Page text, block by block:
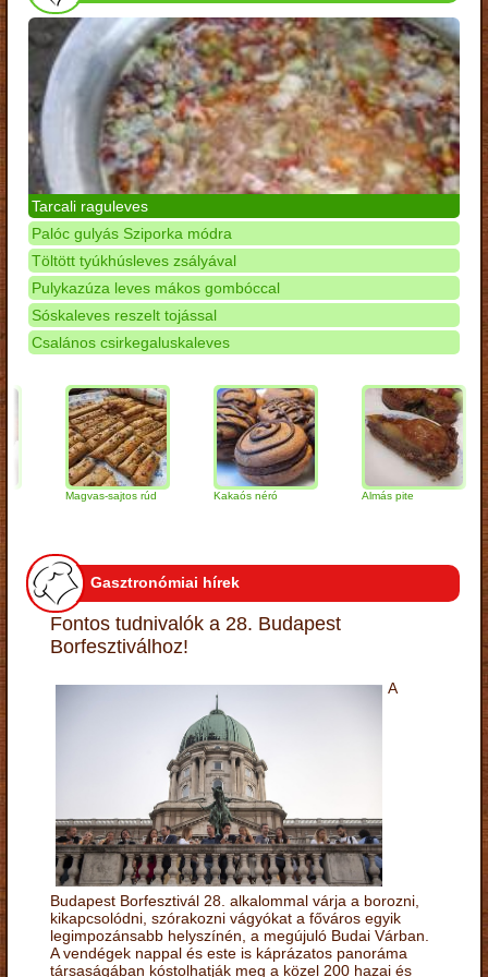
Tarcali raguleves
Palóc gulyás Sziporka módra
Töltött tyúkhúsleves zsályával
Pulykazúza leves mákos gombóccal
Sóskaleves reszelt tojással
Csalános csirkegaluskaleves
Magvas-sajtos rúd Kakaós néró Almás pite
Gasztronómiai hírek
Fontos tudnivalók a 28. Budapest
Borfesztiválhoz!
A
Budapest Borfesztivál 28. alkalommal várja a borozni,
kikapcsolódni, szórakozni vágyókat a főváros egyik
legimpozánsabb helyszínén, a megújuló Budai Várban.
A vendégek nappal és este is káprázatos panoráma
társaságában kóstolhatják meg a közel 200 hazai és